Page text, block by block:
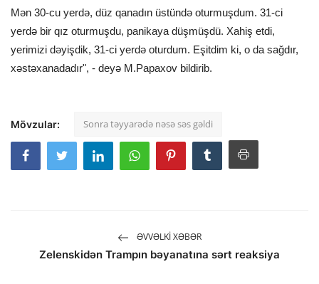
Mən 30-cu yerdə, düz qanadın üstündə oturmuşdum. 31-ci
yerdə bir qız oturmuşdu, panikaya düşmüşdü. Xahiş etdi,
yerimizi dəyişdik, 31-ci yerdə oturdum. Eşitdim ki, o da sağdır,
xəstəxanadadır", - deyə M.Papaxov bildirib.
Mövzular: Sonra təyyarədə nəsə səs gəldi
ƏVVƏLKI XƏBƏR
Zelenskidən Trampın bəyanatına sərt reaksiya